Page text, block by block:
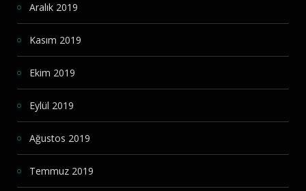
Aralık 2019
Kasım 2019
Ekim 2019
Eylül 2019
Ağustos 2019
Temmuz 2019